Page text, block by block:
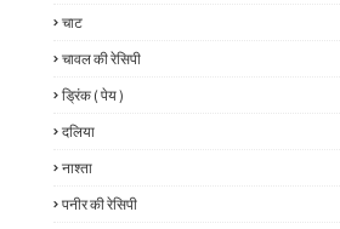
चाट
चावल की रेसिपी
ड्रिंक ( पेय )
दलिया
नाश्ता
पनीर की रेसिपी